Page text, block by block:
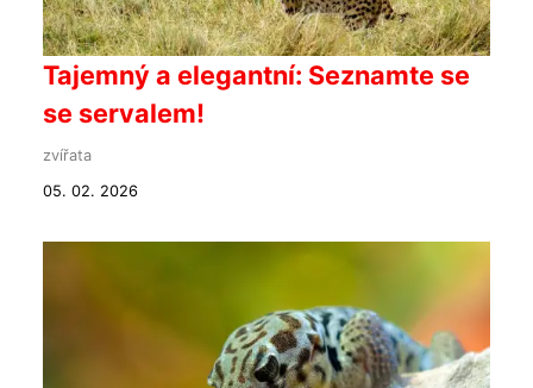
Tajemný a elegantní: Seznamte se
se servalem!
zvířata
05. 02. 2026